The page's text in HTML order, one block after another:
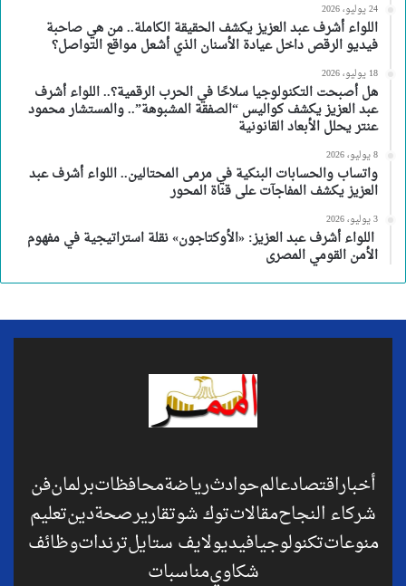
24 يوليو، 2026
اللواء أشرف عبد العزيز يكشف الحقيقة الكاملة.. من هي صاحبة
فيديو الرقص داخل عيادة الأسنان الذي أشعل مواقع التواصل؟
18 يوليو، 2026
هل أصبحت التكنولوجيا سلاحًا في الحرب الرقمية؟.. اللواء أشرف
عبد العزيز يكشف كواليس “الصفقة المشبوهة”.. والمستشار محمود
عنتر يحلل الأبعاد القانونية
8 يوليو، 2026
واتساب والحسابات البنكية في مرمى المحتالين.. اللواء أشرف عبد
العزيز يكشف المفاجآت على قناة المحور
3 يوليو، 2026
اللواء أشرف عبد العزيز: «الأوكتاجون» نقلة استراتيجية في مفهوم
الأمن القومي المصرى
أخباراقتصادعالمحوادثرياضةمحافظاتبرلمانفن
شركاء النجاحمقالاتتوك شوتقاريرصحةدينتعليم
منوعاتتكنولوجيافيديولايف ستايلترنداتوظائف
شكاويمناسبات